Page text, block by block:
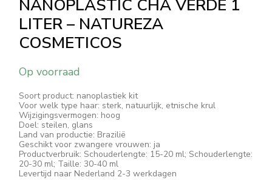
NANOPLASTIC CHA VERDE 1
LITER – NATUREZA
COSMETICOS
Op voorraad
Soort product: nanoplastiek kit
Voor welk type haar: sterk, natuurlijk, etnische krul
Wijzigingsvermogen: hoog
Doel: steilen, glans
Land van productie: Brazilië
Geschikt voor zwangere vrouwen: ja
Productverbruik: Schouderlengte: 15-20 ml; Schouderlengte:
20-30 ml; Taille: 30-40 ml
Levertijd naar Nederland 2-3 werkdagen